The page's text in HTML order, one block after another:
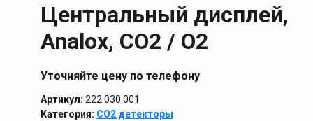
Центральный дисплей,
Analox, CO2 / O2
Уточняйте цену по телефону
Артикул: 222 030 001
Категория: СО2 детекторы